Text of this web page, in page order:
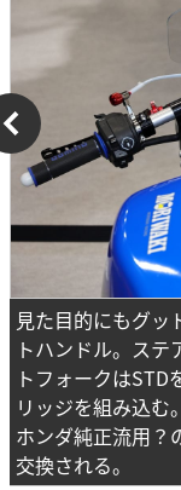
見た目的にもグッ
トハンドル。ス
トフォークは
リッジを組み込む
ホンダ純正流用？
交換される。